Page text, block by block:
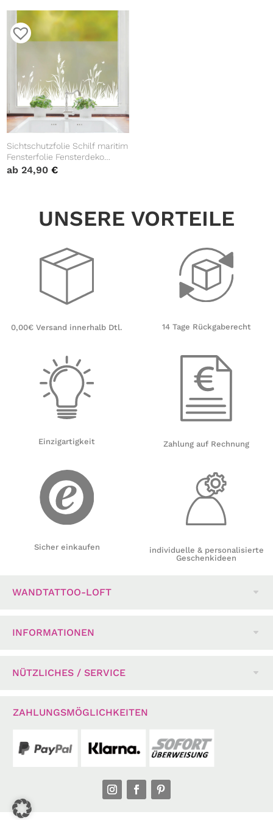
Sichtschutzfolie Schilf maritim
Fensterfolie Fensterdeko
Milchglasfolie
ab24,90€
UNSERE VORTEILE
0,00€ Versand innerhalb Dtl.
Einzigartigkeit
Sicher einkaufen
14 Tage Rückgaberecht
Zahlung auf Rechnung
individuelle & personalisierte
Geschenkideen
WANDTATTOO-LOFT
INFORMATIONEN
NÜTZLICHES / SERVICE
ZAHLUNGSMÖGLICHKEITEN